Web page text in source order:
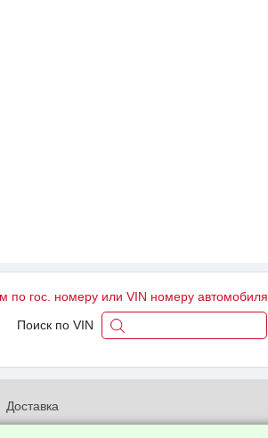
по гос. номеру или VIN номеру автомобиля.
Поиск по VIN
Доставка